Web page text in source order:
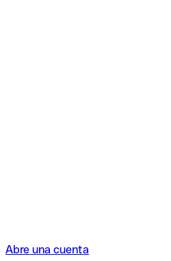
Abre una cuenta